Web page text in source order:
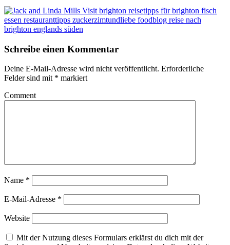
Schreibe einen Kommentar
Deine E-Mail-Adresse wird nicht veröffentlicht. Erforderliche
Felder sind mit * markiert
Comment
Name *
E-Mail-Adresse *
Website
Mit der Nutzung dieses Formulars erklärst du dich mit der